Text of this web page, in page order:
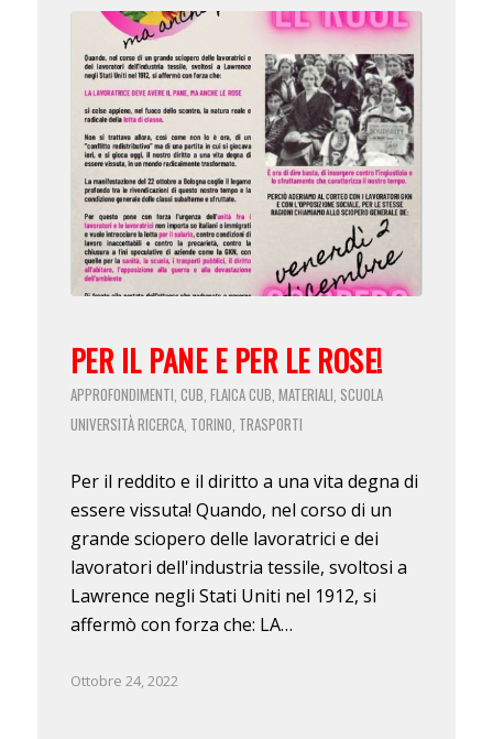
PER IL PANE E PER LE ROSE!
APPROFONDIMENTI, CUB, FLAICA CUB, MATERIALI, SCUOLA
UNIVERSITÀ RICERCA, TORINO, TRASPORTI
Per il reddito e il diritto a una vita degna di
essere vissuta! Quando, nel corso di un
grande sciopero delle lavoratrici e dei
lavoratori dell'industria tessile, svoltosi a
Lawrence negli Stati Uniti nel 1912, si
affermò con forza che: LA…
Ottobre 24, 2022